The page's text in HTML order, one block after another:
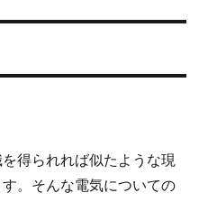
得られれば似たような現
。そんな電気についての